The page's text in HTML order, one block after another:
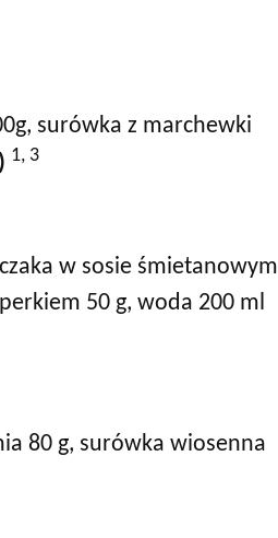
surówka z marchewki
1, 3
w sosie śmietanowym
50 g, woda 200 ml
80 g, surówka wiosenna